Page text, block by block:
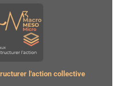
l'action collective